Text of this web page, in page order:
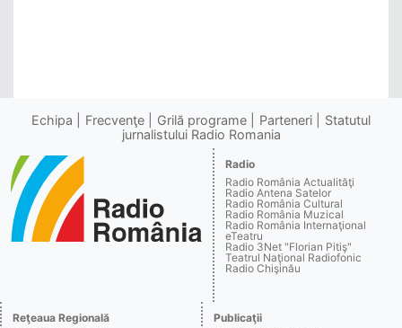
Echipa Frecvenţe Grilă programe Parteneri
Statutul
jurnalistului Radio Romania
Radio
Radio România Actualităţi
Radio Antena Satelor
Radio România Cultural
Radio România Muzical
Radio România Internaţional
eTeatru
Radio 3Net "Florian Pitiş"
Teatrul Naţional Radiofonic
Radio Chişinău
Reţeaua Regională
Publicaţii